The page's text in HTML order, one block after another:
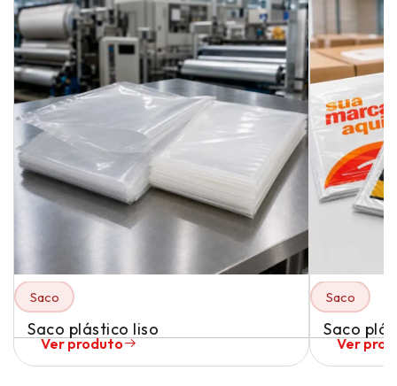
Saco
Saco plástico liso
Ver produto
Saco
Saco
Ver